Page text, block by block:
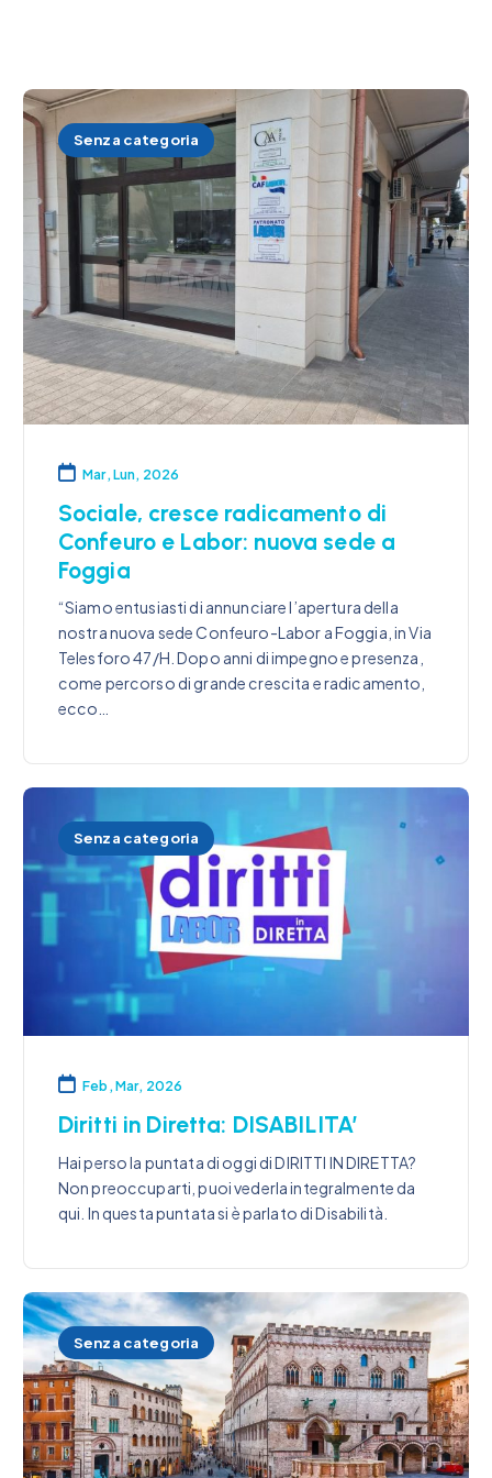
Senza categoria
Mar, Lun, 2026
Sociale, cresce radicamento di
Confeuro e Labor: nuova sede a
Foggia
“Siamo entusiasti di annunciare l’apertura della
nostra nuova sede Confeuro-Labor a Foggia, in Via
Telesforo 47/H. Dopo anni di impegno e presenza,
come percorso di grande crescita e radicamento,
ecco…
Senza categoria
Feb, Mar, 2026
Diritti in Diretta: DISABILITA’
Hai perso la puntata di oggi di DIRITTI IN DIRETTA?
Non preoccuparti, puoi vederla integralmente da
qui. In questa puntata si è parlato di Disabilità.
Senza categoria